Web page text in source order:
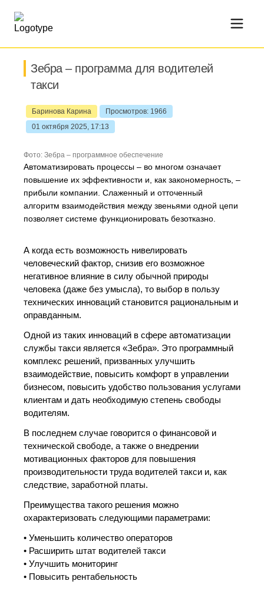
Зебра – программа для водителей
такси
Баринова Карина
Просмотров: 1966
01 октября 2025, 17:13
Фото: Зебра – программное обеспечение
Автоматизировать процессы – во многом означает
повышение их эффективности и, как закономерность, –
прибыли компании. Слаженный и отточенный
алгоритм взаимодействия между звеньями одной цепи
позволяет системе функционировать безотказно.
А когда есть возможность нивелировать
человеческий фактор, снизив его возможное
негативное влияние в силу обычной природы
человека (даже без умысла), то выбор в пользу
технических инноваций становится рациональным и
оправданным.
Одной из таких инноваций в сфере автоматизации
службы такси является «Зебра». Это программный
комплекс решений, призванных улучшить
взаимодействие, повысить комфорт в управлении
бизнесом, повысить удобство пользования услугами
клиентам и дать необходимую степень свободы
водителям.
В последнем случае говорится о финансовой и
технической свободе, а также о внедрении
мотивационных факторов для повышения
производительности труда водителей такси и, как
следствие, заработной платы.
Преимущества такого решения можно
охарактеризовать следующими параметрами:
• Уменьшить количество операторов
• Расширить штат водителей такси
• Улучшить мониторинг
• Повысить рентабельность